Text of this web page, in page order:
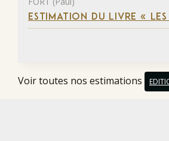
ESTIMATION DU LIVRE «
Voir toutes nos estimations